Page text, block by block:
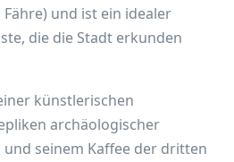
und ist ein idealer
die die Stadt erkunden
künstlerischen
archäologischer
seinem Kaffee der dritten